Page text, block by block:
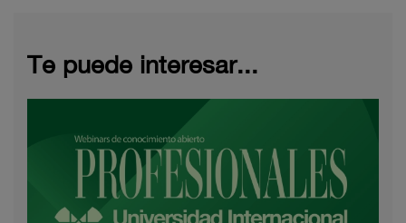
Te puede interesar...